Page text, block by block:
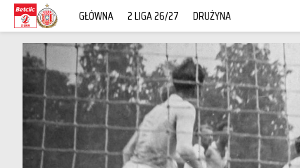
GŁÓWNA 2 LIGA 26/27 DRUŻYNA